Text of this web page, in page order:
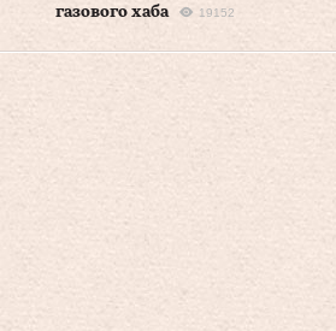
газового хаба
19152